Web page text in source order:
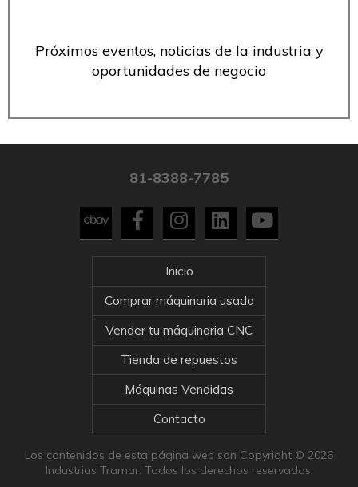
Próximos eventos, noticias de la industria y
oportunidades de negocio
81-8388-7785
Inicio
Comprar máquinaria usada
Vender tu máquinaria CNC
Tienda de repuestos
Máquinas Vendidas
Contacto
Los contenidos de esta página web son Copyright © 2026
Industrias Tramar. Todos los derechos reservados.